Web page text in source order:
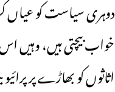
دوہری سیاست کو عیاں
خواب بیچتی ہیں،
اثاثوں کو بھاڑے پر